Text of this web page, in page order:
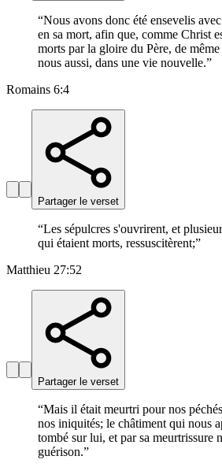
“Nous avons donc été ensevelis
en sa mort, afin que, comme Christ
morts par la gloire du Père, de
nous aussi, dans une vie nouvelle.”
Romains 6:4
Partager le verset
“Les sépulcres s'ouvrirent, et
qui étaient morts, ressuscitèrent;”
Matthieu 27:52
Partager le verset
“Mais il était meurtri pour nos
nos iniquités; le châtiment qui nous
tombé sur lui, et par sa meurtrissure
guérison.”